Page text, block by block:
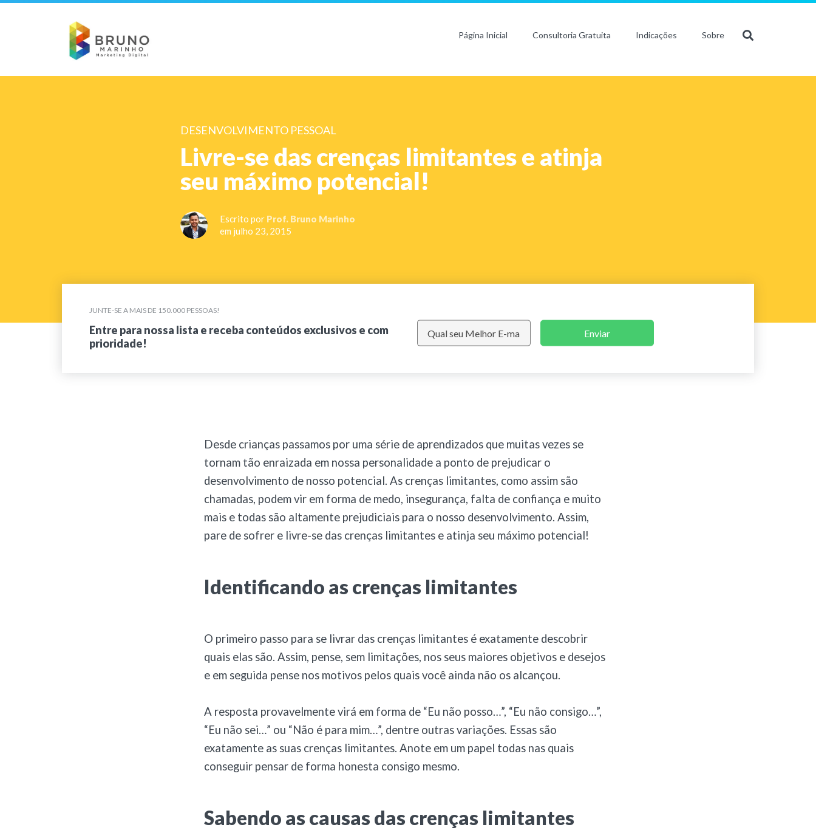
Página Inicial Consultoria Gratuita Indicações Sobre
DESENVOLVIMENTO PESSOAL
Livre-se das crenças limitantes e atinja
seu máximo potencial!
Escrito por Prof. Bruno Marinho
em julho 23, 2015
JUNTE-SE A MAIS DE 150.000 PESSOAS!
Entre para nossa lista e receba conteúdos exclusivos e com
prioridade!
Enviar
Desde crianças passamos por uma série de aprendizados que muitas vezes se
tornam tão enraizada em nossa personalidade a ponto de prejudicar o
desenvolvimento de nosso potencial. As crenças limitantes, como assim são
chamadas, podem vir em forma de medo, insegurança, falta de confiança e muito
mais e todas são altamente prejudiciais para o nosso desenvolvimento. Assim,
pare de sofrer e livre-se das crenças limitantes e atinja seu máximo potencial!
Identificando as crenças limitantes
O primeiro passo para se livrar das crenças limitantes é exatamente descobrir
quais elas são. Assim, pense, sem limitações, nos seus maiores objetivos e desejos
e em seguida pense nos motivos pelos quais você ainda não os alcançou.
A resposta provavelmente virá em forma de “Eu não posso…”, “Eu não consigo…”,
“Eu não sei…” ou “Não é para mim…”, dentre outras variações. Essas são
exatamente as suas crenças limitantes. Anote em um papel todas nas quais
conseguir pensar de forma honesta consigo mesmo.
Sabendo as causas das crenças limitantes